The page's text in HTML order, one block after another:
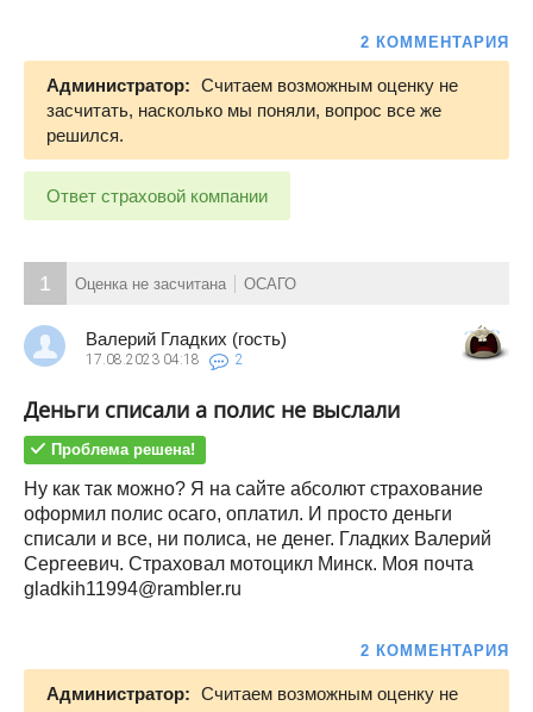
2 КОММЕНТАРИЯ
Администратор: Считаем возможным оценку не
засчитать, насколько мы поняли, вопрос все же
решился.
Ответ страховой компании
1 Оценка не засчитана ОСАГО
Валерий Гладких (гость)
17.08.2023 04:18 2
Деньги списали а полис не выслали
Проблема решена!
Ну как так можно? Я на сайте абсолют страхование
оформил полис осаго, оплатил. И просто деньги
списали и все, ни полиса, не денег. Гладких Валерий
Сергеевич. Страховал мотоцикл Минск. Моя почта
gladkih11994@rambler.ru
2 КОММЕНТАРИЯ
Администратор: Считаем возможным оценку не